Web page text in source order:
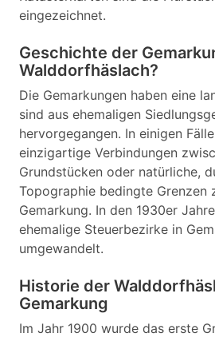
eingezeichnet.
Geschichte der
Walddorfhäslach?
Die Gemarkungen haben eine
sind aus ehemaligen
hervorgegangen. In einigen
einzigartige Verbindungen
Grundstücken oder natürliche,
Topographie bedingte Grenzen
Gemarkung. In den 1930er
ehemalige Steuerbezirke in
umgewandelt.
Historie der
Gemarkung
Im Jahr 1900 wurde das erste